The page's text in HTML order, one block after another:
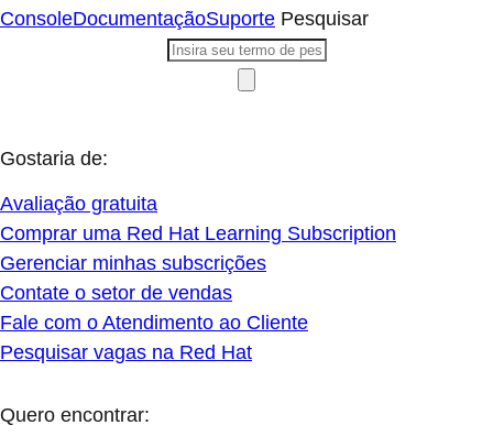
ConsoleDocumentaçãoSuporte Pesquisar
Gostaria de:
Avaliação gratuita
Comprar uma Red Hat Learning Subscription
Gerenciar minhas subscrições
Contate o setor de vendas
Fale com o Atendimento ao Cliente
Pesquisar vagas na Red Hat
Quero encontrar: